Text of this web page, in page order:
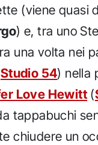
(viene quasi
) e, tra uno
una volta nei
Studio 54) nella
Love Hewitt (
tappabuchi
chiudere un